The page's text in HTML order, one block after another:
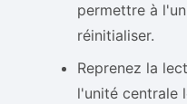
permettre à
réinitialiser.
Reprenez la
l'unité centrale